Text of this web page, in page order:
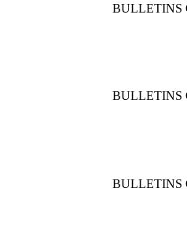
BULLETINS
BULLETINS
BULLETINS